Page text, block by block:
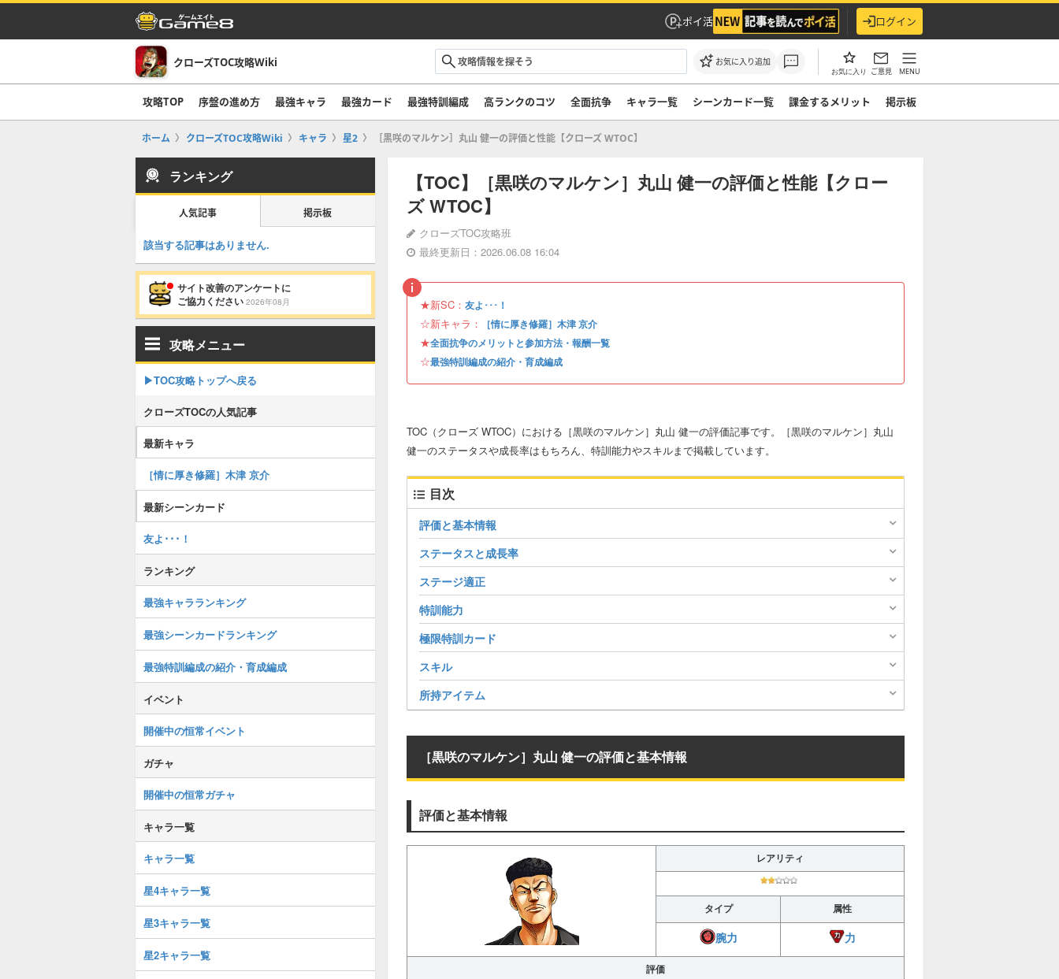
ポイ活 ログイン
クローズTOC攻略Wiki お気に入り追加
お気に入り ご意見 MENU
攻略TOP 序盤の進め方 最強キャラ 最強カード 最強特訓編成 高ランクのコツ 全面抗争 キャラ一覧 シーンカード一覧 課金するメリット 掲示板
ホーム クローズTOC攻略Wiki キャラ 星2 ［黒咲のマルケン］丸山 健一の評価と性能【クローズ WTOC】
【TOC】［黒咲のマルケン］丸山 健一の評価と性能【クロー
ズ WTOC】
クローズTOC攻略班
最終更新日：2026.06.08 16:04
★新SC： 友よ･･･！
☆新キャラ： ［情に厚き修羅］木津 京介
★全面抗争のメリットと参加方法・報酬一覧
☆最強特訓編成の紹介・育成編成
TOC（クローズ WTOC）における［黒咲のマルケン］丸山 健一の評価記事です。［黒咲のマルケン］丸山
健一のステータスや成長率はもちろん、特訓能力やスキルまで掲載しています。
目次
評価と基本情報
ステータスと成長率
ステージ適正
特訓能力
極限特訓カード
スキル
所持アイテム
［黒咲のマルケン］丸山 健一の評価と基本情報
評価と基本情報
レアリティ
タイプ 属性
腕力 力
評価
ランキング
人気記事 掲示板
該当する記事はありません.
サイト改善のアンケートに
ご協力ください 2026年08月
攻略メニュー
▶TOC攻略トップへ戻る
クローズTOCの人気記事
最新キャラ
［情に厚き修羅］木津 京介
最新シーンカード
友よ･･･！
ランキング
最強キャラランキング
最強シーンカードランキング
最強特訓編成の紹介・育成編成
イベント
開催中の恒常イベント
ガチャ
開催中の恒常ガチャ
キャラ一覧
キャラ一覧
星4キャラ一覧
星3キャラ一覧
星2キャラ一覧